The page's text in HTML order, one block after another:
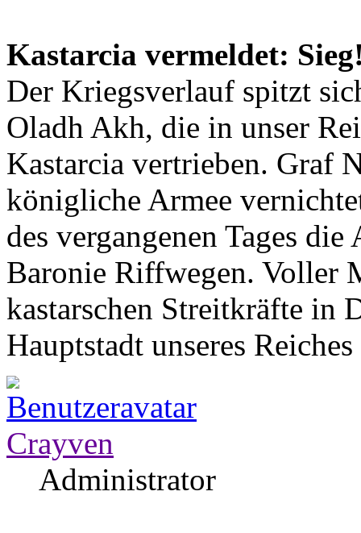
Kastarcia vermeldet:
Der Kriegsverlauf spitzt
Oladh Akh, die in unser
Kastarcia vertrieben. Graf
königliche Armee
des vergangenen Tages
Baronie Riffwegen. Voller
kastarschen Streitkräfte in
Hauptstadt unseres
Crayven
Administrator